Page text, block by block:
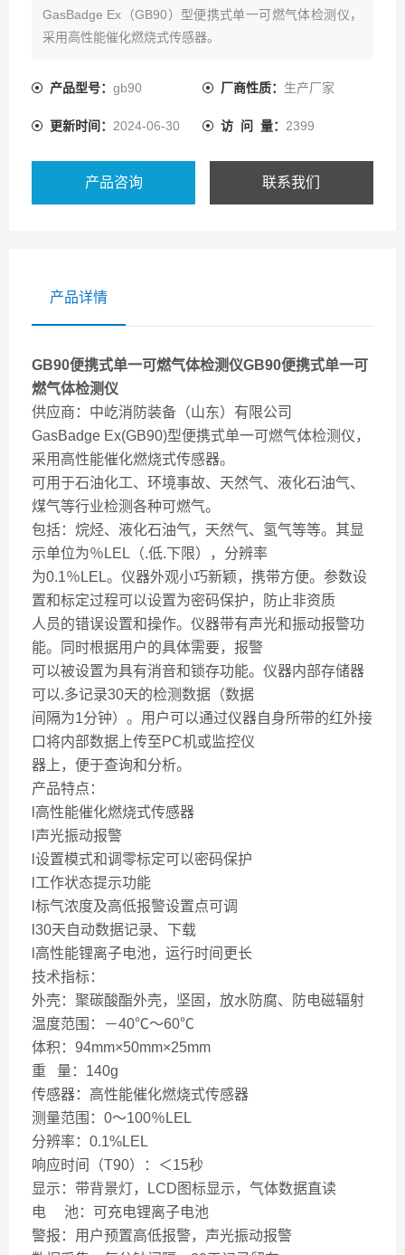
GasBadge Ex（GB90）型便携式单一可燃气体检测仪，
采用高性能催化燃烧式传感器。
等行业检测各种可燃气。
位为％LEL（.低.下限），分辨率
产品型号： gb90 厂商性质： 生产厂家
更新时间： 2024-06-30 访 问 量： 2399
产品咨询 联系我们
产品详情
GB90便携式单一可燃气体检测仪GB90便携式单一可
燃气体检测仪
供应商：中屹消防装备（山东）有限公司
GasBadge Ex(GB90)型便携式单一可燃气体检测仪，
采用高性能催化燃烧式传感器。
可用于石油化工、环境事故、天然气、液化石油气、
煤气等行业检测各种可燃气。
包括：烷烃、液化石油气，天然气、氢气等等。其显
示单位为％LEL（.低.下限），分辨率
为0.1％LEL。仪器外观小巧新颖，携带方便。参数设
置和标定过程可以设置为密码保护，防止非资质
人员的错误设置和操作。仪器带有声光和振动报警功
能。同时根据用户的具体需要，报警
可以被设置为具有消音和锁存功能。仪器内部存储器
可以.多记录30天的检测数据（数据
间隔为1分钟）。用户可以通过仪器自身所带的红外接
口将内部数据上传至PC机或监控仪
器上，便于查询和分析。
产品特点：
l高性能催化燃烧式传感器
l声光振动报警
l设置模式和调零标定可以密码保护
l工作状态提示功能
l标气浓度及高低报警设置点可调
l30天自动数据记录、下载
l高性能锂离子电池，运行时间更长
技术指标：
外壳：聚碳酸酯外壳，坚固，放水防腐、防电磁辐射
温度范围：－40℃～60℃
体积：94mm×50mm×25mm
重 量：140g
传感器：高性能催化燃烧式传感器
测量范围：0～100％LEL
分辨率：0.1%LEL
响应时间（T90）：＜15秒
显示：带背景灯，LCD图标显示，气体数据直读
电 池：可充电锂离子电池
警报：用户预置高低报警，声光振动报警